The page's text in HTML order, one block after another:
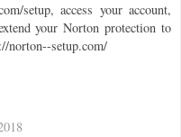
setup, access your account,
your Norton protection to
norton--setup.com/